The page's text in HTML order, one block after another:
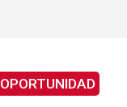
OPORTUNIDAD